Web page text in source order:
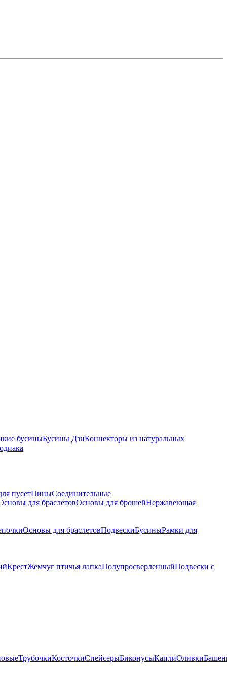
бусиныБусины ДзиКоннекторы из натуральных
пусетПиныСоединительные
для браслетовОсновы для брошейНержавеющая
Основы для браслетовПодвескиБусиныРамки для
КрестЖемчуг птичья лапкаПолупросверленныйПодвески с
ТрубочкиКосточкиСпейсерыБиконусыКаплиОливки